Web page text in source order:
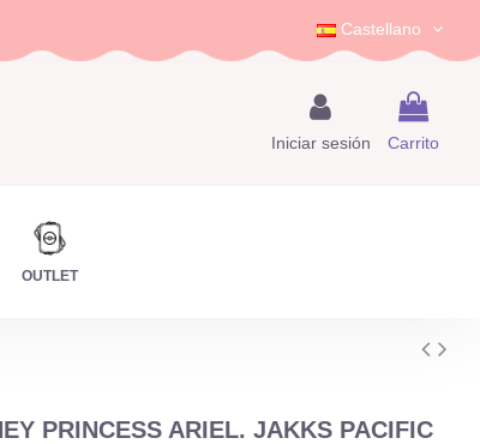
Castellano
Iniciar sesión Carrito
OUTLET
PRINCESS ARIEL. JAKKS PACIFIC